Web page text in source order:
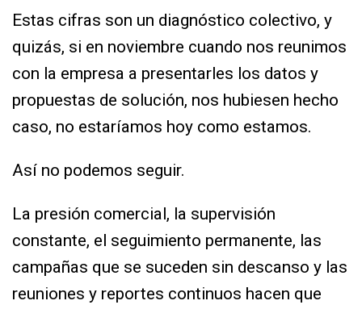
Estas cifras son un diagnóstico colectivo, y
quizás, si en noviembre cuando nos reunimos
con la empresa a presentarles los datos y
propuestas de solución, nos hubiesen hecho
caso, no estaríamos hoy como estamos.
Así no podemos seguir.
La presión comercial, la supervisión
constante, el seguimiento permanente, las
campañas que se suceden sin descanso y las
reuniones y reportes continuos hacen que